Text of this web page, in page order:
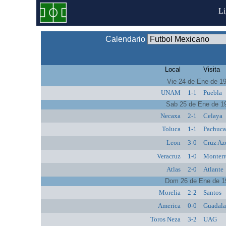
Calendario
Local Visita
Vie 24 de Ene de
UNAM
1-1 Puebla
Sab 25 de Ene de
Necaxa
2-1 Celaya
Toluca
1-1 Pachuca
Leon
3-0 Cruz
Veracruz
1-0
Atlas
2-0 Atlante
Dom 26 de Ene de
Morelia
2-2 Santos
America
0-0
Toros Neza
3-2 UAG